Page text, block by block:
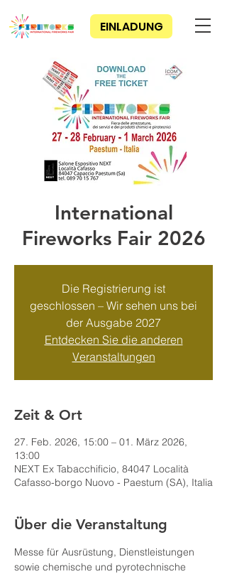
EINLADUNG
International
Fireworks Fair 2026
Die Registrierung ist
geschlossen – Wir sehen uns bei
der Ausgabe 2027
Entdecken Sie die anderen
Veranstaltungen
Zeit & Ort
27. Feb. 2026, 15:00 – 01. März 2026,
13:00
NEXT Ex Tabacchificio, 84047 Località
Cafasso-borgo Nuovo - Paestum (SA), Italia
Über die Veranstaltung
Messe für Ausrüstung, Dienstleistungen
sowie chemische und pyrotechnische